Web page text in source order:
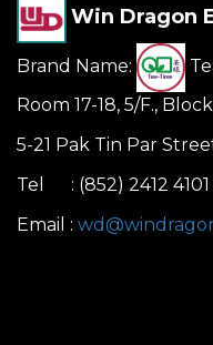
Win Dragon
Brand Name:
Room 17-18, 5/F.,
5-21 Pak Tin Par
Tel : (852) 2412 4101
Email :